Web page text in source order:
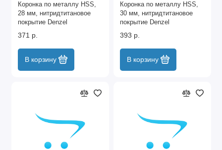
Коронка по металлу HSS,
28 мм, нитридтитановое
покрытие Denzel
371 р.
В корзину
Коронка по металлу HSS,
30 мм, нитридтитановое
покрытие Denzel
393 р.
В корзину